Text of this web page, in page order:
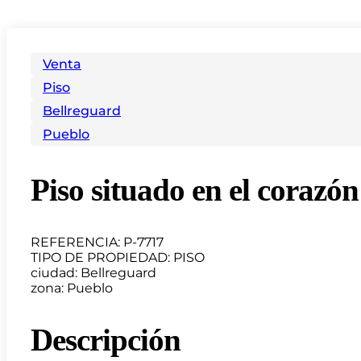
Venta
Piso
Bellreguard
Pueblo
Piso situado en el
REFERENCIA: P-7717
TIPO DE PROPIEDAD: PISO
ciudad: Bellreguard
zona: Pueblo
Descripción